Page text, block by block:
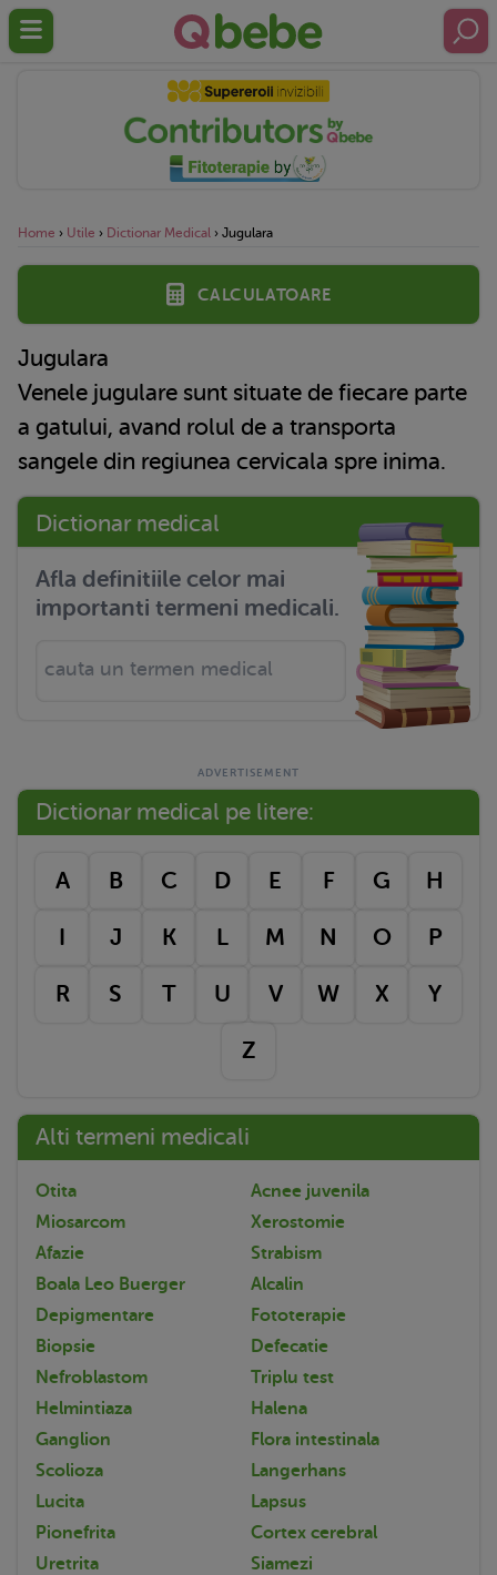
Home › Utile › Dictionar Medical › Jugulara
Calculatoare
Jugulara
Venele jugulare sunt situate de fiecare parte
a gatului, avand rolul de a transporta
sangele din regiunea cervicala spre inima.
Dictionar medical
Afla definitiile celor mai
importanti termeni medicali.
Dictionar medical pe litere:
A B C D E F G H
I J K L M N O P
R S T U V W X Y
Z
Alti termeni medicali
Otita
Acnee juvenila
Miosarcom
Xerostomie
Afazie
Strabism
Boala Leo Buerger
Alcalin
Depigmentare
Fototerapie
Biopsie
Defecatie
Nefroblastom
Triplu test
Helmintiaza
Halena
Ganglion
Flora intestinala
Scolioza
Langerhans
Lucita
Lapsus
Pionefrita
Cortex cerebral
Uretrita
Siamezi